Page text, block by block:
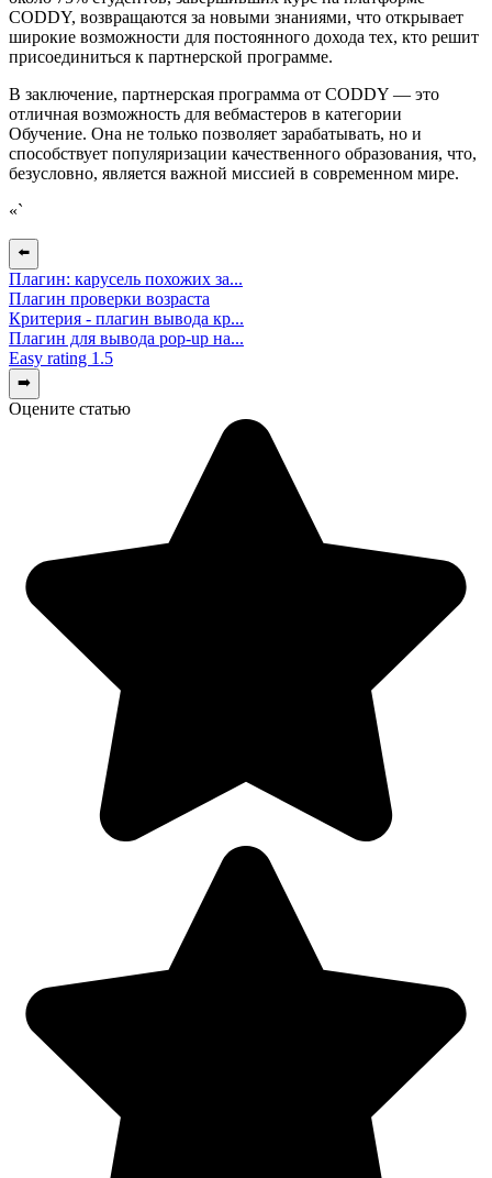
CODDY, возвращаются за новыми знаниями, что открывает
широкие возможности для постоянного дохода тех, кто решит
присоединиться к партнерской программе.
В заключение, партнерская программа от CODDY — это
отличная возможность для вебмастеров в категории
Обучение. Она не только позволяет зарабатывать, но и
способствует популяризации качественного образования, что,
безусловно, является важной миссией в современном мире.
«`
⬅️
Плагин: карусель похожих за...
Плагин проверки возраста
Критерия - плагин вывода кр...
Плагин для вывода pop-up на...
Easy rating 1.5
➡️
Оцените статью